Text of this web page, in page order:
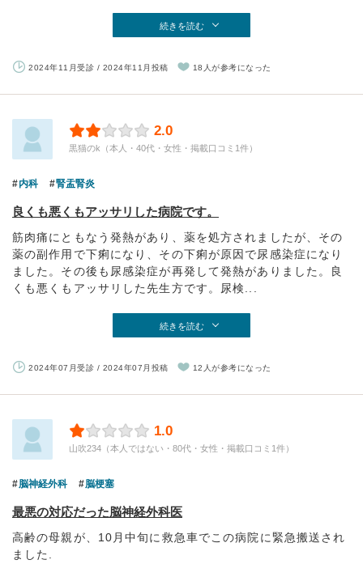
続きを読む
2024年11月受診 / 2024年11月投稿 18人が参考になった
2.0
黒猫のk（本人・40代・女性・掲載口コミ1件）
内科 腎盂腎炎
良くも悪くもアッサリした病院です。
筋肉痛にともなう発熱があり、薬を処方されましたが、その
薬の副作用で下痢になり、その下痢が原因で尿感染症になり
ました。その後も尿感染症が再発して発熱がありました。良
くも悪くもアッサリした先生方です。尿検...
続きを読む
2024年07月受診 / 2024年07月投稿 12人が参考になった
1.0
山吹234（本人ではない・80代・女性・掲載口コミ1件）
脳神経外科 脳梗塞
最悪の対応だった脳神経外科医
高齢の母親が、10月中旬に救急車でこの病院に緊急搬送され
ました.